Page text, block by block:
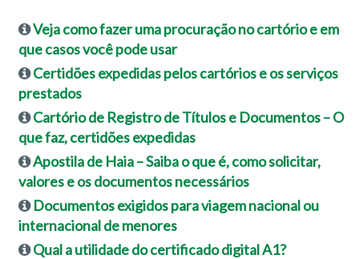
Veja como fazer uma procuração no cartório e em
que casos você pode usar
Certidões expedidas pelos cartórios e os serviços
prestados
Cartório de Registro de Títulos e Documentos – O
que faz, certidões expedidas
Apostila de Haia – Saiba o que é, como solicitar,
valores e os documentos necessários
Documentos exigidos para viagem nacional ou
internacional de menores
Qual a utilidade do certificado digital A1?